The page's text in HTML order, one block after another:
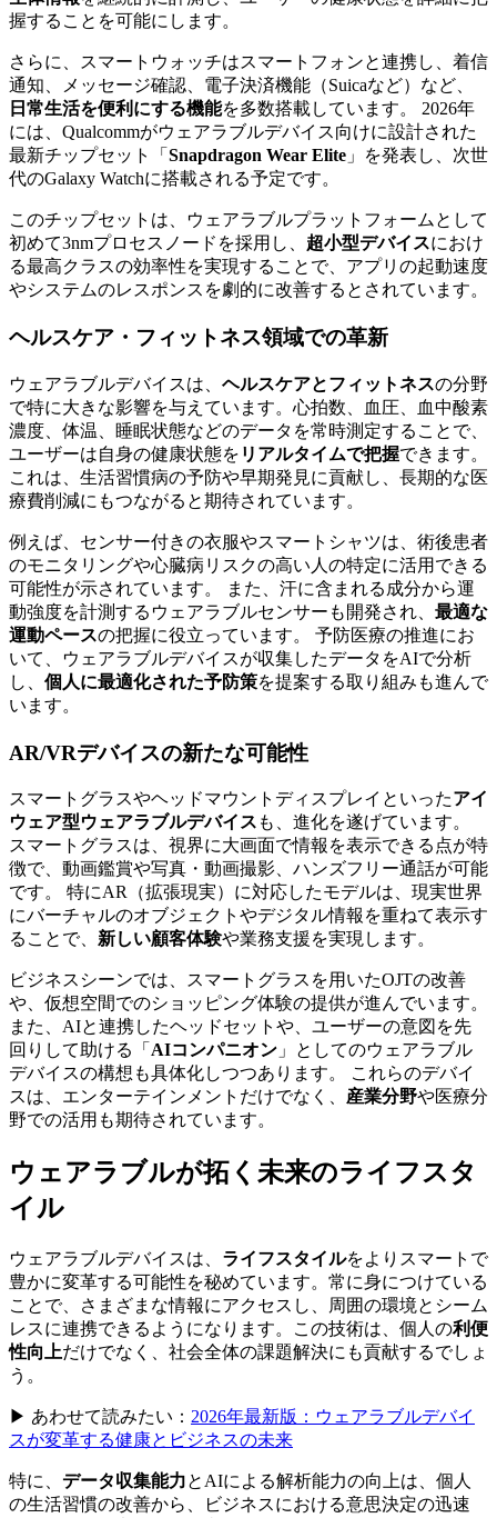
握することを可能にします。
さらに、スマートウォッチはスマートフォンと連携し、着信
通知、メッセージ確認、電子決済機能（Suicaなど）など、
日常生活を便利にする機能を多数搭載しています。 2026年
には、Qualcommがウェアラブルデバイス向けに設計された
最新チップセット「 Snapdragon Wear Elite 」を発表し、次世
代のGalaxy Watchに搭載される予定です。
このチップセットは、ウェアラブルプラットフォームとして
初めて3nmプロセスノードを採用し、 超小型デバイスにおけ
る最高クラスの効率性を実現することで、アプリの起動速度
やシステムのレスポンスを劇的に改善するとされています。
ヘルスケア・フィットネス領域での革新
ウェアラブルデバイスは、 ヘルスケアとフィットネスの分野
で特に大きな影響を与えています。心拍数、血圧、血中酸素
濃度、体温、睡眠状態などのデータを常時測定することで、
ユーザーは自身の健康状態を リアルタイムで把握できます。
これは、生活習慣病の予防や早期発見に貢献し、長期的な医
療費削減にもつながると期待されています。
例えば、センサー付きの衣服やスマートシャツは、術後患者
のモニタリングや心臓病リスクの高い人の特定に活用できる
可能性が示されています。 また、汗に含まれる成分から運
動強度を計測するウェアラブルセンサーも開発され、 最適な
運動ペースの把握に役立っています。 予防医療の推進にお
いて、ウェアラブルデバイスが収集したデータをAIで分析
し、 個人に最適化された予防策を提案する取り組みも進んで
います。
AR/VRデバイスの新たな可能性
スマートグラスやヘッドマウントディスプレイといったアイ
ウェア型ウェアラブルデバイス も、進化を遂げています。
スマートグラスは、視界に大画面で情報を表示できる点が特
徴で、動画鑑賞や写真・動画撮影、ハンズフリー通話が可能
です。 特にAR（拡張現実）に対応したモデルは、現実世界
にバーチャルのオブジェクトやデジタル情報を重ねて表示す
ることで、 新しい顧客体験や業務支援を実現します。
ビジネスシーンでは、スマートグラスを用いたOJTの改善
や、仮想空間でのショッピング体験の提供が進んでいます。
また、AIと連携したヘッドセットや、ユーザーの意図を先
回りして助ける「 AIコンパニオン 」としてのウェアラブル
デバイスの構想も具体化しつつあります。 これらのデバイ
スは、エンターテインメントだけでなく、 産業分野や医療分
野での活用も期待されています。
ウェアラブルが拓く未来のライフスタ
イル
ウェアラブルデバイスは、 ライフスタイルをよりスマートで
豊かに変革する可能性を秘めています。常に身につけている
ことで、さまざまな情報にアクセスし、周囲の環境とシーム
レスに連携できるようになります。この技術は、個人の利便
性向上だけでなく、社会全体の課題解決にも貢献するでしょ
う。
▶ あわせて読みたい： 2026年最新版：ウェアラブルデバイ
スが変革する健康とビジネスの未来
特に、 データ収集能力とAIによる解析能力の向上は、個人
の生活習慣の改善から、ビジネスにおける意思決定の迅速